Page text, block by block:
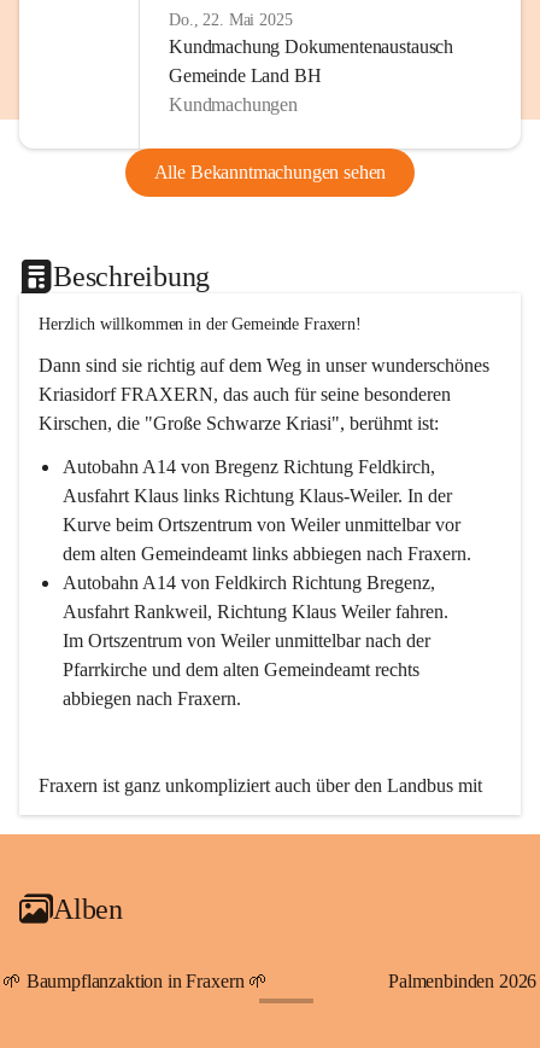
Do., 22. Mai 2025
Kundmachung Dokumentenaustausch
Gemeinde Land BH
Kundmachungen
Alle Bekanntmachungen sehen
Beschreibung
Herzlich willkommen in der Gemeinde Fraxern!
Dann sind sie richtig auf dem Weg in unser wunderschönes
Kriasidorf FRAXERN, das auch für seine besonderen
Kirschen, die "Große Schwarze Kriasi", berühmt ist:
Autobahn A14 von Bregenz Richtung Feldkirch,
Ausfahrt Klaus links Richtung Klaus-Weiler. In der
Kurve beim Ortszentrum von Weiler unmittelbar vor
dem alten Gemeindeamt links abbiegen nach Fraxern.
Autobahn A14 von Feldkirch Richtung Bregenz,
Ausfahrt Rankweil, Richtung Klaus Weiler fahren.
Im Ortszentrum von Weiler unmittelbar nach der
Pfarrkirche und dem alten Gemeindeamt rechts
abbiegen nach Fraxern.
Fraxern ist ganz unkompliziert auch über den Landbus mit
den öffentlichen Verkehrsmitteln zu erreichen. Die Linie
An Samstagen, Sonn- und Feiertagen können Sie bequem
persönlichen Linienbus zur gewünschten Zeit zu Ihrer
Haltestelle bestellen. Sowohl von Weiler kommend nach
Alben
🌱 Baumpflanzaktion in Fraxern 🌱 Palmenbinden 2026